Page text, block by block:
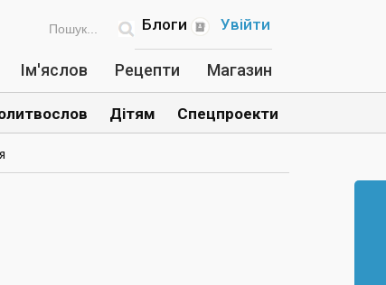
Увійти
Блоги
Ім'яслов Рецепти Магазин
Дітям Спецпроекти